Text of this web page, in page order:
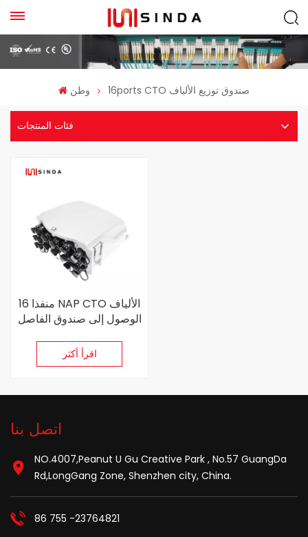
وطن 16ports CTO صندوق توزيع الألياف
فئات المنتجات
16 منفذا NAP CTO الألياف
الوصول إلى صندوق الفاصل
اقرأ أكثر
اتصل بنا
NO.4007,Peanut U Gu Creative Park , No.57 GuangDa
Rd,LongGang Zone, Shenzhen city, China.
86 755 -23764821